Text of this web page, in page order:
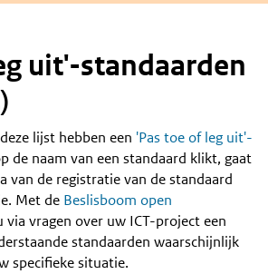
uit'-standaarden
lijst hebben een 'Pas toe of leg uit'-
de naam van een standaard klikt, gaat
van de registratie van de standaard
Met de Beslisboom open
via vragen over uw ICT-project een
standaarden waarschijnlijk
specifieke situatie.